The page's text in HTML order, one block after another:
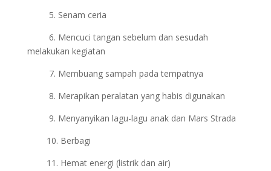
5. Senam ceria
6. Mencuci tangan sebelum dan sesudah
melakukan kegiatan
7. Membuang sampah pada tempatnya
8. Merapikan peralatan yang habis digunakan
9. Menyanyikan lagu-lagu anak dan Mars Strada
10. Berbagi
11. Hemat energi (listrik dan air)